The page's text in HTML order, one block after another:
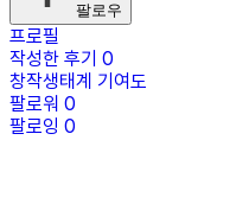
팔로우
프로필
작성한 후기 0
창작생태계 기여도
팔로워 0
팔로잉 0